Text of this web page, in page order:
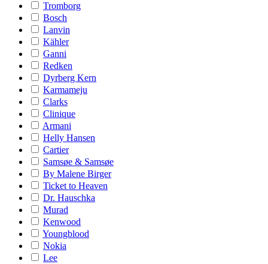
Tromborg
Bosch
Lanvin
Kähler
Ganni
Redken
Dyrberg Kern
Karmameju
Clarks
Clinique
Armani
Helly Hansen
Cartier
Samsøe & Samsøe
By Malene Birger
Ticket to Heaven
Dr. Hauschka
Murad
Kenwood
Youngblood
Nokia
Lee